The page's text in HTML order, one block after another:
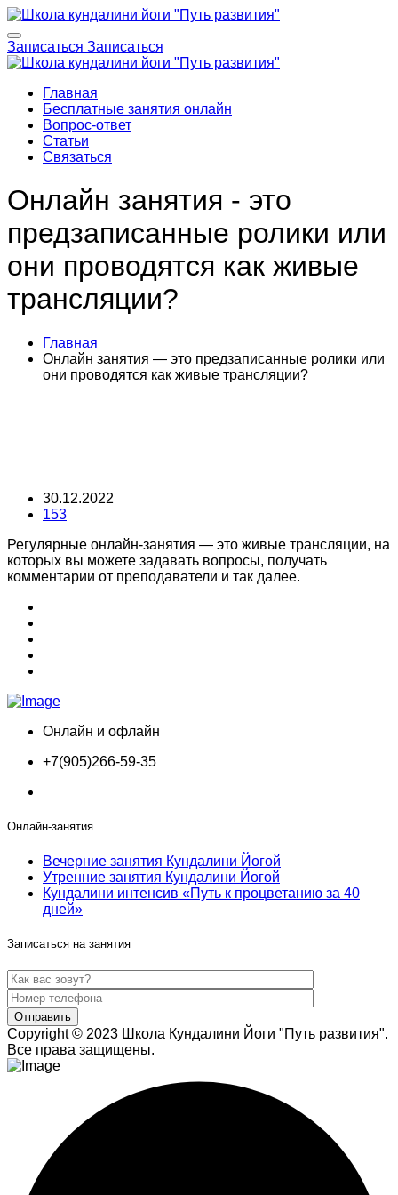
Записаться Записаться
Главная
Бесплатные занятия онлайн
Вопрос-ответ
Статьи
Связаться
Онлайн занятия - это
предзаписанные ролики или
они проводятся как живые
трансляции?
Главная
Онлайн занятия — это предзаписанные ролики или
они проводятся как живые трансляции?
30.12.2022
153
Регулярные онлайн-занятия — это живые трансляции, на
которых вы можете задавать вопросы, получать
комментарии от преподаватели и так далее.
Онлайн и офлайн
+7(905)266-59-35
Онлайн-занятия
Вечерние занятия Кундалини Йогой
Утренние занятия Кундалини Йогой
Кундалини интенсив «Путь к процветанию за 40
дней»
Записаться на занятия
Copyright © 2023 Школа Кундалини Йоги "Путь развития".
Все права защищены.